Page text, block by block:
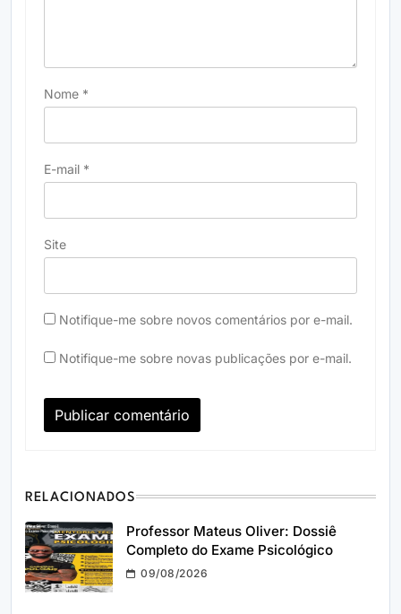
Nome *
E-mail *
Site
Notifique-me sobre novos comentários por e-mail.
Notifique-me sobre novas publicações por e-mail.
RELACIONADOS
Professor Mateus Oliver: Dossiê
Completo do Exame Psicológico
09/08/2026